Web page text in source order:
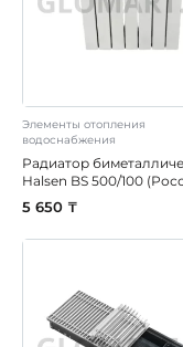
Элементы отопления
водоснабжения
Радиатор
Halsen BS 500/100
5 650 ₸